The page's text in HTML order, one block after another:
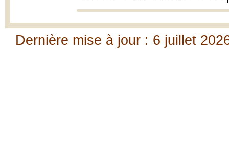
Dernière mise à jour : 6 juillet